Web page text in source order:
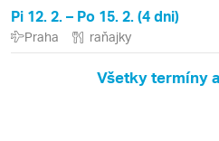
Pi 12. 2. – Po 15. 2. (4 dni)
Praha raňajky
Všetky termíny